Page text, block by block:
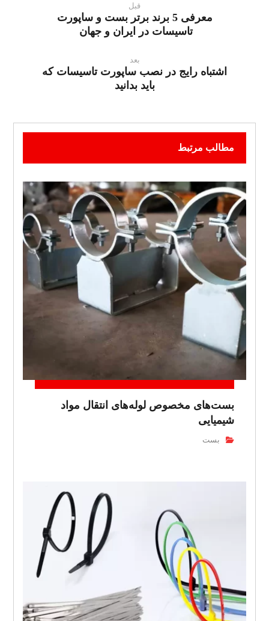
قبل
معرفی 5 برند برتر بست و ساپورت
تاسیسات در ایران و جهان
بعد
اشتباه رایج در نصب ساپورت تاسیسات که
باید بدانید
مطالب مرتبط
بست‌های مخصوص لوله‌های انتقال مواد
شیمیایی
بست